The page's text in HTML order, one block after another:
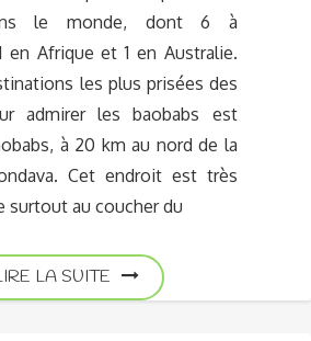
le monde, dont 6 à
en Afrique et 1 en Australie.
les plus prisées des
admirer les baobabs est
à 20 km au nord de la
Cet endroit est très
surtout au coucher du
LA SUITE